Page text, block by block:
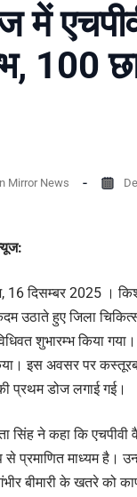
में
100
Mirror News
दिसम्बर 2025 ।
उठाते हुए जिला
शुभारम्भ किया
इस अवसर पर
प्रथम डोज लगाई गई।
सिंह ने कहा कि
प्रमाणित माध्यम है।
बीमारी के खतरे को